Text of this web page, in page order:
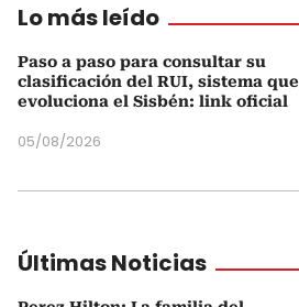
Lo más leído
Paso a paso para consultar su
clasificación del RUI, sistema que
evoluciona el Sisbén: link oficial
05/08/2026
Últimas Noticias